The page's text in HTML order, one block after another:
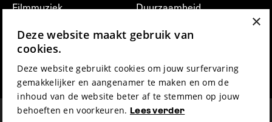
Filmmuziek
Press & Industry
Film Fest Friends
Duurzaamheid
vrijwilligerswerk bij FFG
Privacy & Disclaimer
×
Deze website maakt gebruik van
cookies.
Deze website gebruikt cookies om jouw surfervaring
gemakkelijker en aangenamer te maken en om de
inhoud van de website beter af te stemmen op jouw
behoeften en voorkeuren. Lees verder